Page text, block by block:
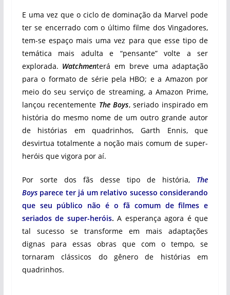
E uma vez que o ciclo de dominação da Marvel pode
ter se encerrado com o último filme dos Vingadores,
tem-se espaço mais uma vez para que esse tipo de
temática mais adulta e “pensante” volte a ser
explorada. Watchmenterá em breve uma adaptação
para o formato de série pela HBO; e a Amazon por
meio do seu serviço de streaming, a Amazon Prime,
lançou recentemente The Boys, seriado inspirado em
história do mesmo nome de um outro grande autor
de histórias em quadrinhos, Garth Ennis, que
desvirtua totalmente a noção mais comum de super-
heróis que vigora por aí.
Por sorte dos fãs desse tipo de história, The
Boysparece ter já um relativo sucesso considerando
que seu público não é o fã comum de filmes e
seriados de super-heróis. A esperança agora é que
tal sucesso se transforme em mais adaptações
dignas para essas obras que com o tempo, se
tornaram clássicos do gênero de histórias em
quadrinhos.